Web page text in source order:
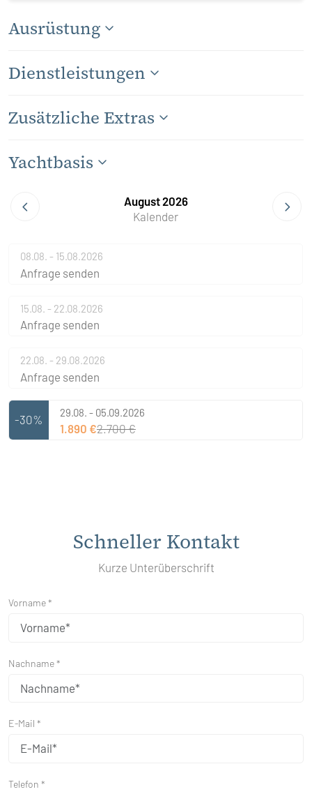
Ausrüstung
Dienstleistungen
Zusätzliche Extras
Yachtbasis
August 2026
Kalender
08.08. - 15.08.2026
Anfrage senden
15.08. - 22.08.2026
Anfrage senden
22.08. - 29.08.2026
Anfrage senden
-30%
29.08. - 05.09.2026
1.890 €2.700 €
Schneller Kontakt
Kurze Unterüberschrift
Vorname *
Nachname *
E-Mail *
Telefon *